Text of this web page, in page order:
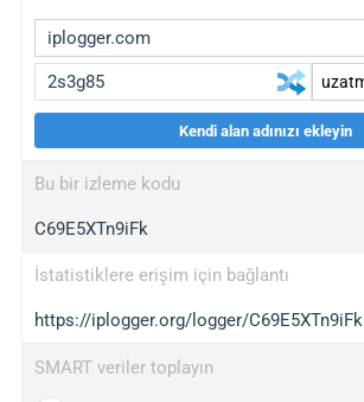
wl.gl
ed.tc
bc.ax
iplogger.com
maper.info
Kendi alan adınızı ekleyin
Bu bir izleme kodu
C69E5XTn9iFk
İstatistiklere erişim için bağlantı
https://iplogger.org/logger/C69E5XTn9iFk
SMART veriler toplayın